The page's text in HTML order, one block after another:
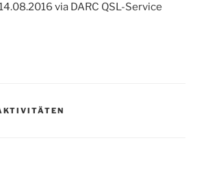
via DARC QSL-Service